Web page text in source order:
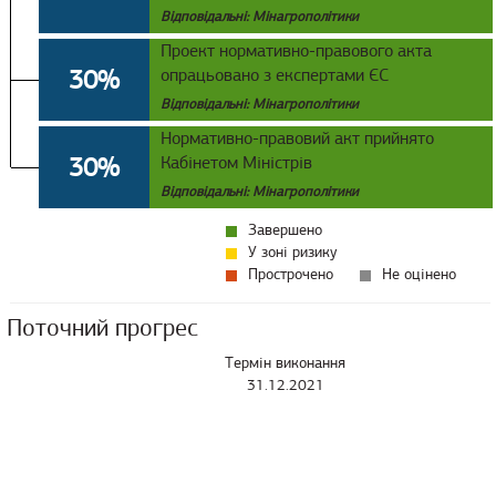
Відповідальні: Мінагрополітики
30%
Проект нормативно-правового акта
опрацьовано з експертами ЄС
Відповідальні: Мінагрополітики
30%
Нормативно-правовий акт прийнято
Кабінетом Міністрів
Відповідальні: Мінагрополітики
Завершено
У зоні ризику
Прострочено
Не оцінено
Поточний прогрес
Термін виконання
31.12.2021